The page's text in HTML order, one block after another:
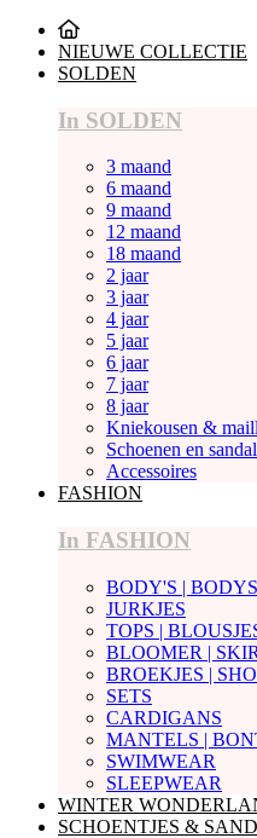
NIEUWE COLLECTIE
SOLDEN
In SOLDEN
3 maand
6 maand
9 maand
12 maand
18 maand
2 jaar
3 jaar
4 jaar
5 jaar
6 jaar
7 jaar
8 jaar
Kniekousen &
Schoenen en
Accessoires
FASHION
In FASHION
BODY'S |
JURKJES
TOPS |
BLOOMER |
BROEKJES |
SETS
CARDIGANS
MANTELS |
SWIMWEAR
SLEEPWEAR
WINTER
SCHOENTJES &